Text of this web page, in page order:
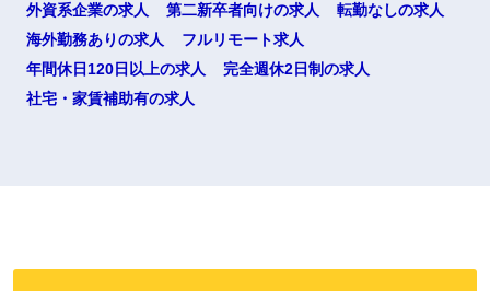
外資系企業の求人
第二新卒者向けの求人
転勤なしの求人
海外勤務ありの求人
フルリモート求人
年間休日120日以上の求人
完全週休2日制の求人
社宅・家賃補助有の求人